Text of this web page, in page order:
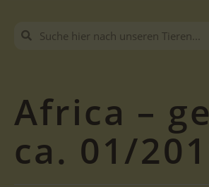
Africa –
ca. 01/